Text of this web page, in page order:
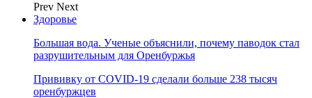
Prev Next
Здоровье
Большая вода. Ученые объяснили, почему паводок стал
разрушительным для Оренбуржья
Прививку от COVID-19 сделали больше 238 тысяч
оренбуржцев